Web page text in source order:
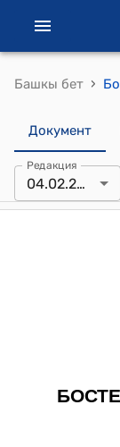
Башкы бет ›
Документ
Редакция
04.02.2016